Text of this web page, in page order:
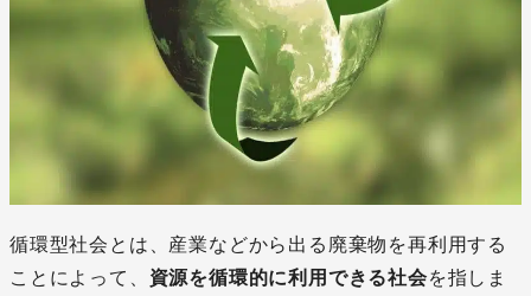
循環型社会とは、産業などから出る廃棄物を再利用する
ことによって、 資源を循環的に利用できる社会を指しま